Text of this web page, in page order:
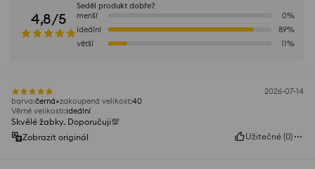
4,8/5
Seděl produkt dobře?
menší
0%
ideální
89%
větší
11%
2026-07-14
barva:černá zakoupená velikost:40
Věrné velikosti:ideální
Skvělé žabky. Doporučuji💯
Zobrazit originál
Užitečné (0)